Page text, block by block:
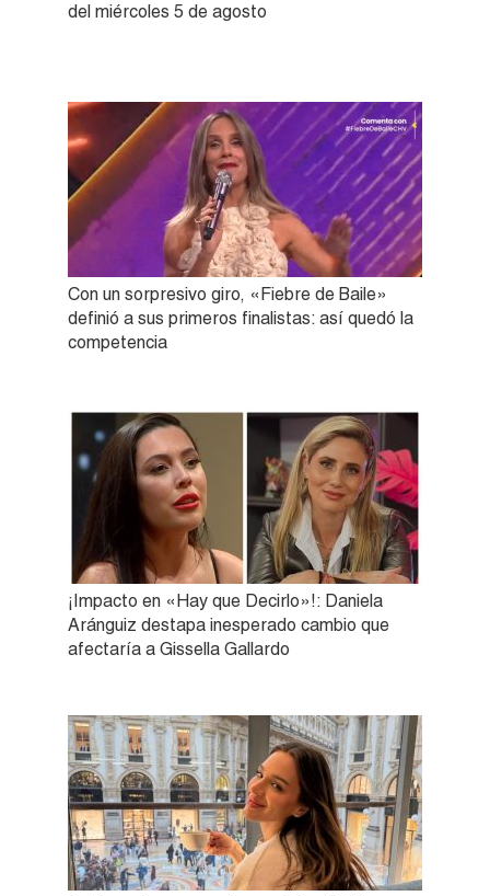
del miércoles 5 de agosto
Con un sorpresivo giro, «Fiebre de Baile»
definió a sus primeros finalistas: así quedó la
competencia
¡Impacto en «Hay que Decirlo»!: Daniela
Aránguiz destapa inesperado cambio que
afectaría a Gissella Gallardo